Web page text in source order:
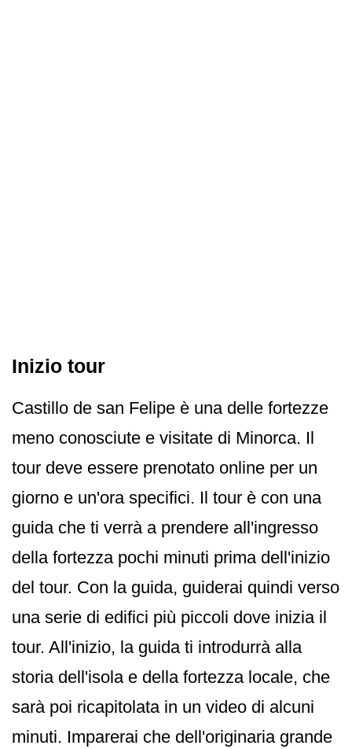
Inizio tour
Castillo de san Felipe è una delle fortezze
meno conosciute e visitate di Minorca. Il
tour deve essere prenotato online per un
giorno e un'ora specifici. Il tour è con una
guida che ti verrà a prendere all'ingresso
della fortezza pochi minuti prima dell'inizio
del tour. Con la guida, guiderai quindi verso
una serie di edifici più piccoli dove inizia il
tour. All'inizio, la guida ti introdurrà alla
storia dell'isola e della fortezza locale, che
sarà poi ricapitolata in un video di alcuni
minuti. Imparerai che dell'originaria grande